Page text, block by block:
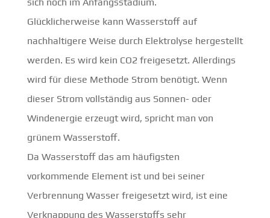
Glücklicherweise kann Wasserstoff auf
nachhaltigere Weise durch Elektrolyse hergestellt
werden. Es wird kein CO2 freigesetzt. Allerdings
wird für diese Methode Strom benötigt. Wenn
dieser Strom vollständig aus Sonnen- oder
Windenergie erzeugt wird, spricht man von
grünem Wasserstoff.
Da Wasserstoff das am häufigsten
vorkommende Element ist und bei seiner
Verbrennung Wasser freigesetzt wird, ist eine
Verknappung des Wasserstoffs sehr